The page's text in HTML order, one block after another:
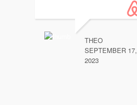
THEO
SEPTEMBER 17,
2023